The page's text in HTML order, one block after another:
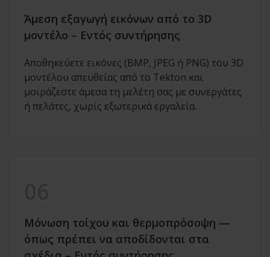
Άμεση εξαγωγή εικόνων από το 3D
μοντέλο – Εντός συντήρησης
Αποθηκεύετε εικόνες (BMP, JPEG ή PNG) του 3D
μοντέλου απευθείας από το Tekton και
μοιράζεστε άμεσα τη μελέτη σας με συνεργάτες
ή πελάτες, χωρίς εξωτερικά εργαλεία.
Μόνωση τοίχου και θερμοπρόσοψη —
όπως πρέπει να αποδίδονται στα